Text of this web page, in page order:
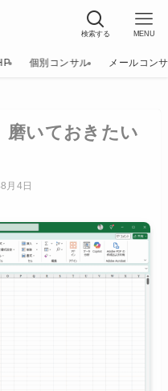
検索する MENU
個別コンサル メールコン
磨いておきたい
月4日